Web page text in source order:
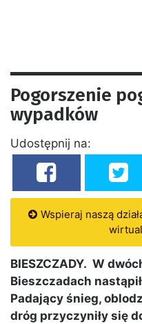
Pogorszenie
wypadków
Udostępnij na:
Wspieraj naszą
BIESZCZADY. W
Bieszczadach
Padający śnieg,
dróg przyczyniły się